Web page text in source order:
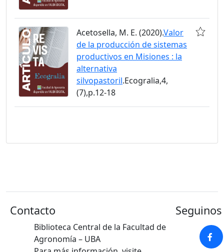
Acetosella, M. E. (2020).Valor
de la producción de sistemas
productivos en Misiones : la
alternativa
silvopastoril.Ecogralia,4,
(7),p.12-18
Contacto
Biblioteca Central de la Facultad de
Agronomía – UBA